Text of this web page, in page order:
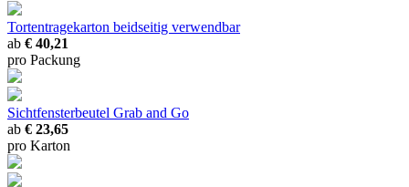
Tortentragekarton beidseitig verwendbar
ab € 40,21
pro Packung
Sichtfensterbeutel Grab and Go
ab € 23,65
pro Karton